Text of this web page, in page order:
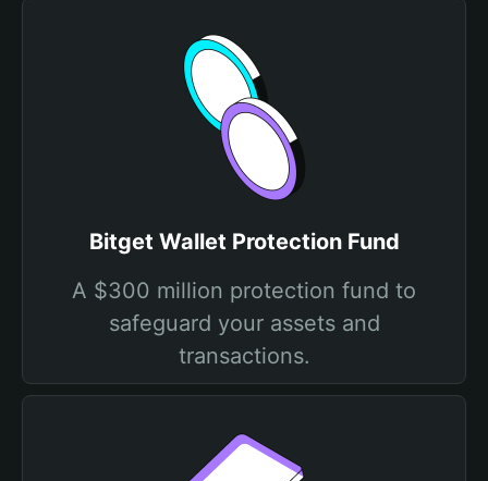
Bitget Wallet Protection Fund
A $300 million protection fund to
safeguard your assets and
transactions.